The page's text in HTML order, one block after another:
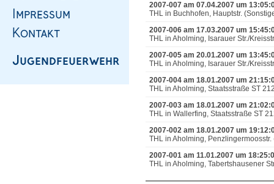
2007-007 am 07.04.2007 um
THL in Buchhofen, Hauptstr.
2007-006 am 17.03.2007 um
THL in Aholming, Isarauer Str./
2007-005 am 20.01.2007 um
THL in Aholming, Isarauer Str./
2007-004 am 18.01.2007 um
THL in Aholming, Staatsstraße ST
2007-003 am 18.01.2007 um
THL in Wallerfing, Staatsstraße ST
2007-002 am 18.01.2007 um
THL in Aholming,
2007-001 am 11.01.2007 um
THL in Aholming, Tabertshausener